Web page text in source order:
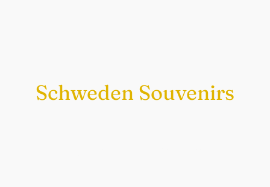
Schweden Souvenirs